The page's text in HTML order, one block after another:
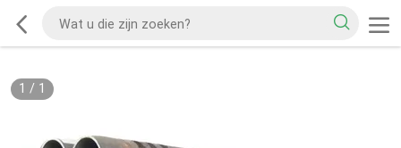
1 / 1